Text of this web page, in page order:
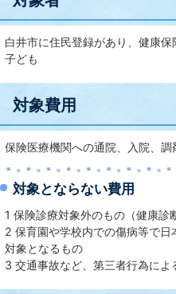
白井市に住民登録があり、健康
子ども
対象費用
保険医療機関への通院、入院、
対象とならない費用
1 保険診療対象外のもの（健康診
2 保育園や学校内での傷病等で
対象となるもの
3 交通事故など、第三者行為によ